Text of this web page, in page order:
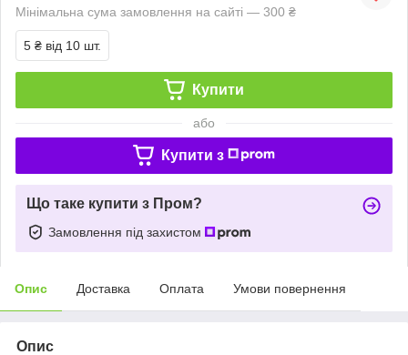
Мінімальна сума замовлення на сайті — 300 ₴
5 ₴ від 10 шт.
Купити
або
Купити з
Що таке купити з Пром?
Замовлення під захистом
Опис Доставка Оплата Умови повернення
Опис